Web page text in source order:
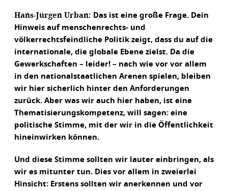
Hans-Jürgen Urban: Das ist eine große Frage. Dein
Hinweis auf menschenrechts- und
völkerrechtsfeindliche Politik zeigt, dass du auf die
internationale, die globale Ebene zielst. Da die
Gewerkschaften – leider! – nach wie vor vor allem
in den nationalstaatlichen Arenen spielen, bleiben
wir hier sicherlich hinter den Anforderungen
zurück. Aber was wir auch hier haben, ist eine
Thematisierungskompetenz, will sagen: eine
politische Stimme, mit der wir in die Öffentlichkeit
hineinwirken können.
Und diese Stimme sollten wir lauter einbringen, als
wir es mitunter tun. Dies vor allem in zweierlei
Hinsicht: Erstens sollten wir anerkennen und vor